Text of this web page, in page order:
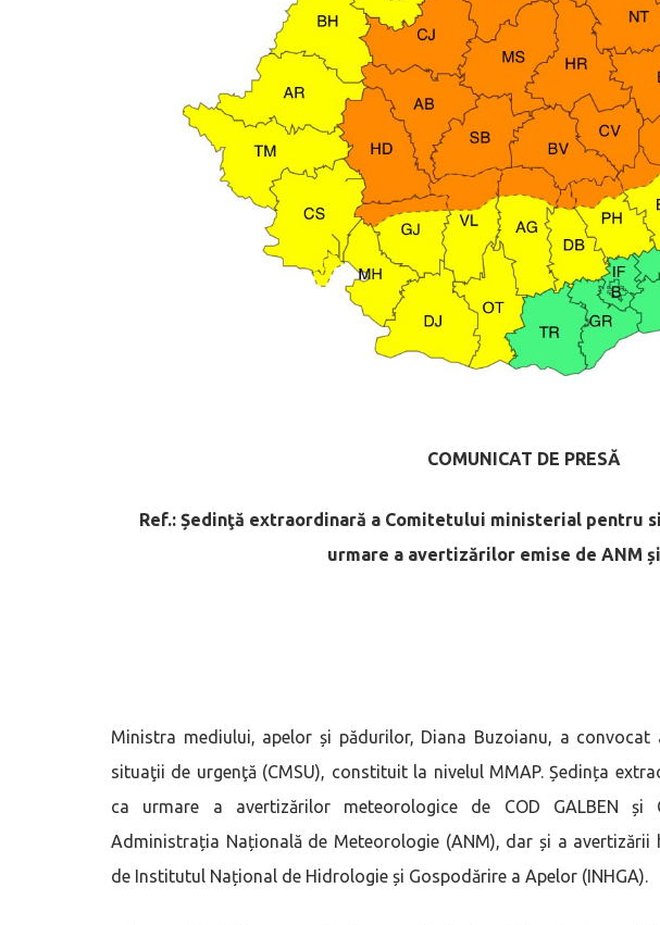
COMUNICAT DE PRESĂ
Ref.: Ședinţă extraordinară a Comitetului ministerial pentru
urmare a avertizărilor emise de ANM și
Ministra mediului, apelor și pădurilor, Diana Buzoianu, a
situaţii de urgenţă (CMSU), constituit la nivelul MMAP. Ședința
ca urmare a avertizărilor meteorologice de COD GALBEN și
Administrația Națională de Meteorologie (ANM), dar și a avertizării
de Institutul Național de Hidrologie și Gospodărire a Apelor (INHGA).